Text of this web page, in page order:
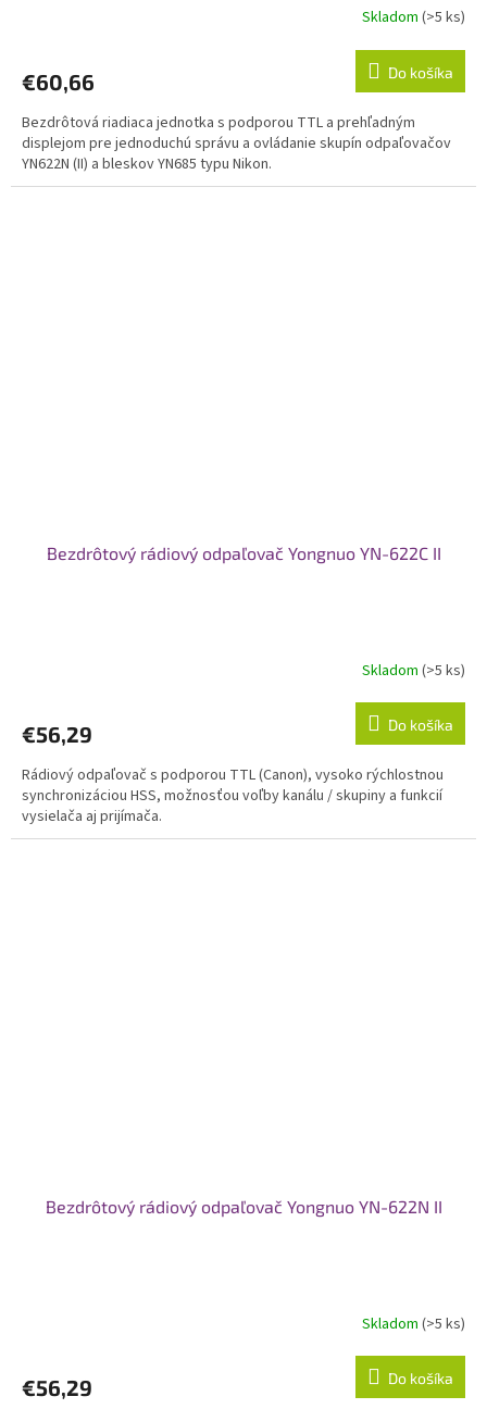
Skladom (>5 ks)
€60,66 Do košíka
Bezdrôtová riadiaca jednotka s podporou TTL a prehľadným
displejom pre jednoduchú správu a ovládanie skupín odpaľovačov
YN622N (II) a bleskov YN685 typu Nikon.
Bezdrôtový rádiový odpaľovač Yongnuo YN-622C II
Skladom (>5 ks)
€56,29 Do košíka
Rádiový odpaľovač s podporou TTL (Canon), vysoko rýchlostnou
synchronizáciou HSS, možnosťou voľby kanálu / skupiny a funkcií
vysielača aj prijímača.
Bezdrôtový rádiový odpaľovač Yongnuo YN-622N II
Skladom (>5 ks)
€56,29 Do košíka